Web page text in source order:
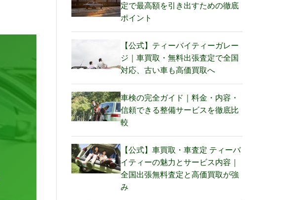
定で最高額を引き出すための徹底
ポイント
【公式】ティーバイティーガレー
ジ｜車買取・無料出張査定で全国
対応、古い車も高価買取へ
車検の完全ガイド｜料金・内容・
信頼できる整備サービスを徹底比
較
【公式】車買取・車査定 ティーバ
イティーの魅力とサービス内容｜
全国出張無料査定と高価買取が強
み